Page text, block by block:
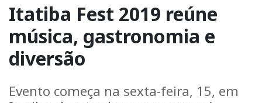
Previous
Itatiba Fest 2019 reúne
música, gastronomia e
diversão
Evento começa na sexta-feira, 15, em